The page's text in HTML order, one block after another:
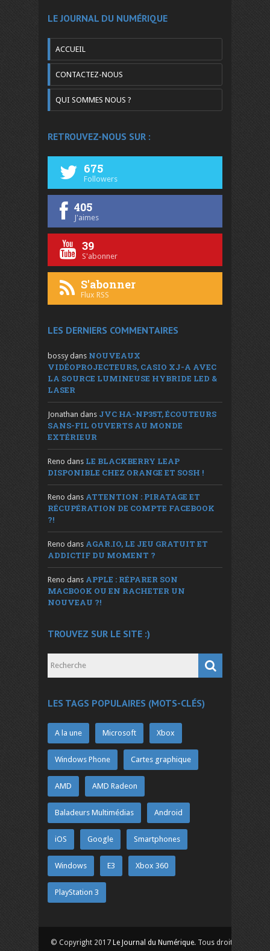
LE JOURNAL DU NUMÉRIQUE
ACCUEIL
CONTACTEZ-NOUS
QUI SOMMES NOUS ?
RETROUVEZ-NOUS SUR :
675
Followers
405
J'aimes
39
S'abonner
S'abonner
Flux RSS
LES DERNIERS COMMENTAIRES
bossy dans NOUVEAUX
VIDÉOPROJECTEURS, CASIO XJ-A AVEC
LA SOURCE LUMINEUSE HYBRIDE LED &
LASER
Jonathan dans JVC HA-NP35T, ÉCOUTEURS
SANS-FIL OUVERTS AU MONDE
EXTÉRIEUR
Reno dans LE BLACKBERRY LEAP
DISPONIBLE CHEZ ORANGE ET SOSH !
Reno dans ATTENTION : PIRATAGE ET
RÉCUPÉRATION DE COMPTE FACEBOOK
?!
Reno dans AGAR.IO, LE JEU GRATUIT ET
ADDICTIF DU MOMENT ?
Reno dans APPLE : RÉPARER SON
MACBOOK OU EN RACHETER UN
NOUVEAU ?!
TROUVEZ SUR LE SITE :)
LES TAGS POPULAIRES (MOTS-CLÉS)
A la une Microsoft Xbox
Windows Phone Cartes graphique
AMD AMD Radeon
Baladeurs Multimédias Android
iOS Google Smartphones
Windows E3 Xbox 360
PlayStation 3
© Copyright 2017 Le Journal du Numérique. Tous droits réservés.